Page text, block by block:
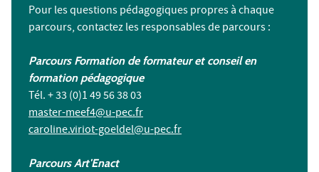
Pour les questions pédagogiques propres à chaque
parcours, contactez les responsables de parcours :
Parcours Formation de formateur et conseil en
formation pédagogique
Tél. + 33 (0)1 49 56 38 03
master-meef4@u-pec.fr
caroline.viriot-goeldel@u-pec.fr
Parcours Art'Enact